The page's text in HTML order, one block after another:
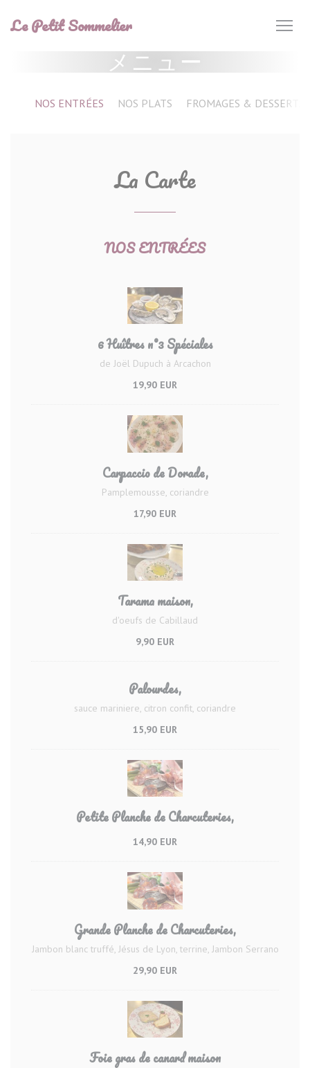
Le Petit Sommelier
メニュー
NOS ENTRÉES NOS PLATS FROMAGES & DESSERTS
La Carte
NOS ENTRÉES
6 Huîtres n°3 Spéciales
de Joël Dupuch à Arcachon
19,90 EUR
Carpaccio de Dorade,
Pamplemousse, coriandre
17,90 EUR
Tarama maison,
d'oeufs de Cabillaud
9,90 EUR
Palourdes,
sauce mariniere, citron confit, coriandre
15,90 EUR
Petite Planche de Charcuteries,
14,90 EUR
Grande Planche de Charcuteries,
Jambon blanc truffé, Jésus de Lyon, terrine, Jambon Serrano
29,90 EUR
Foie gras de canard maison